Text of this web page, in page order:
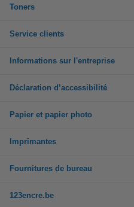
Toners
Service clients
Informations sur l'entreprise
Déclaration d’accessibilité
Papier et papier photo
Imprimantes
Fournitures de bureau
123encre.be